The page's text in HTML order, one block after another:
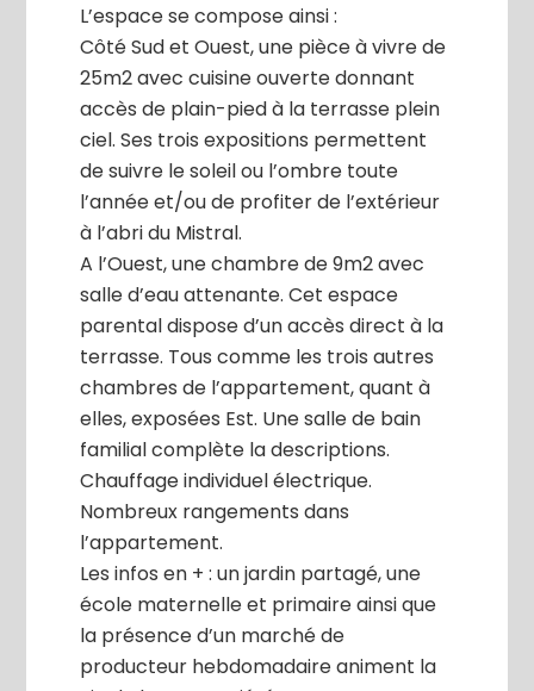
L’espace se compose ainsi :
Côté Sud et Ouest, une pièce à vivre de
25m2 avec cuisine ouverte donnant
accès de plain-pied à la terrasse plein
ciel. Ses trois expositions permettent
de suivre le soleil ou l’ombre toute
l’année et/ou de profiter de l’extérieur
à l’abri du Mistral.
A l’Ouest, une chambre de 9m2 avec
salle d’eau attenante. Cet espace
parental dispose d’un accès direct à la
terrasse. Tous comme les trois autres
chambres de l’appartement, quant à
elles, exposées Est. Une salle de bain
familial complète la descriptions.
Chauffage individuel électrique.
Nombreux rangements dans
l’appartement.
Les infos en + : un jardin partagé, une
école maternelle et primaire ainsi que
la présence d’un marché de
producteur hebdomadaire animent la